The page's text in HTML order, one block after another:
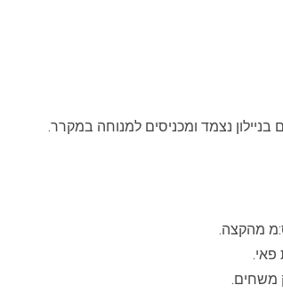
נצמד ומכניסים למנוחה במקרר.
פאי.